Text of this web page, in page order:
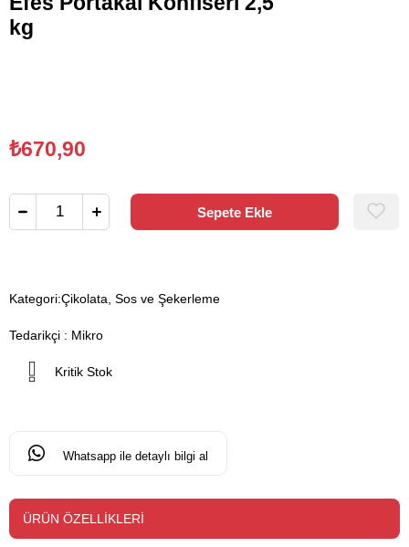
kg
₺670,90
Kategori:Çikolata, Sos ve Şekerleme
Tedarikçi : Mikro
Kritik Stok
Whatsapp ile detaylı bilgi al
ÜRÜN ÖZELLIKLERI